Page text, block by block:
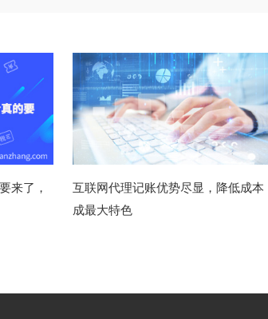
来了，
互联网代理记账优势尽显，降低成本
成最大特色